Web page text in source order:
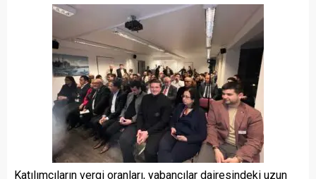
Katılımcıların vergi oranları, yabancılar dairesindeki uzun